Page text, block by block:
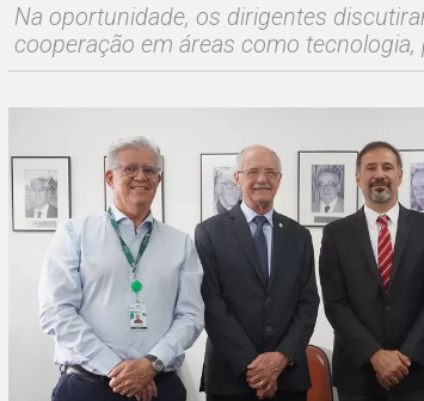
Na oportunidade, os dirigentes
cooperação em áreas como tecnologia,